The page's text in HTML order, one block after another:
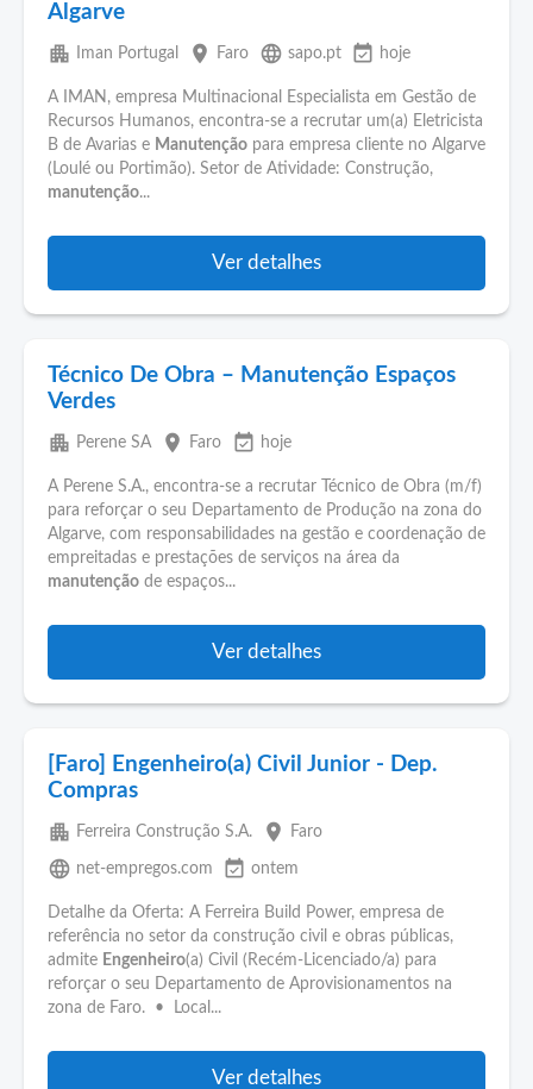
Algarve
apartment Iman Portugal place Faro language sapo.pt event_available hoje
A IMAN, empresa Multinacional Especialista em Gestão de
Recursos Humanos, encontra-se a recrutar um(a) Eletricista
B de Avarias e Manutenção para empresa cliente no Algarve
(Loulé ou Portimão). Setor de Atividade: Construção,
manutenção...
Ver detalhes
Técnico De Obra – Manutenção Espaços
Verdes
apartment Perene SA place Faro event_available hoje
A Perene S.A., encontra-se a recrutar Técnico de Obra (m/f)
para reforçar o seu Departamento de Produção na zona do
Algarve, com responsabilidades na gestão e coordenação de
empreitadas e prestações de serviços na área da
manutenção de espaços...
Ver detalhes
[Faro] Engenheiro(a) Civil Junior - Dep.
Compras
apartment Ferreira Construção S.A. place Faro
language net-empregos.com event_available ontem
Detalhe da Oferta: A Ferreira Build Power, empresa de
referência no setor da construção civil e obras públicas,
admite Engenheiro(a) Civil (Recém-Licenciado/a) para
reforçar o seu Departamento de Aprovisionamentos na
zona de Faro. • Local...
Ver detalhes